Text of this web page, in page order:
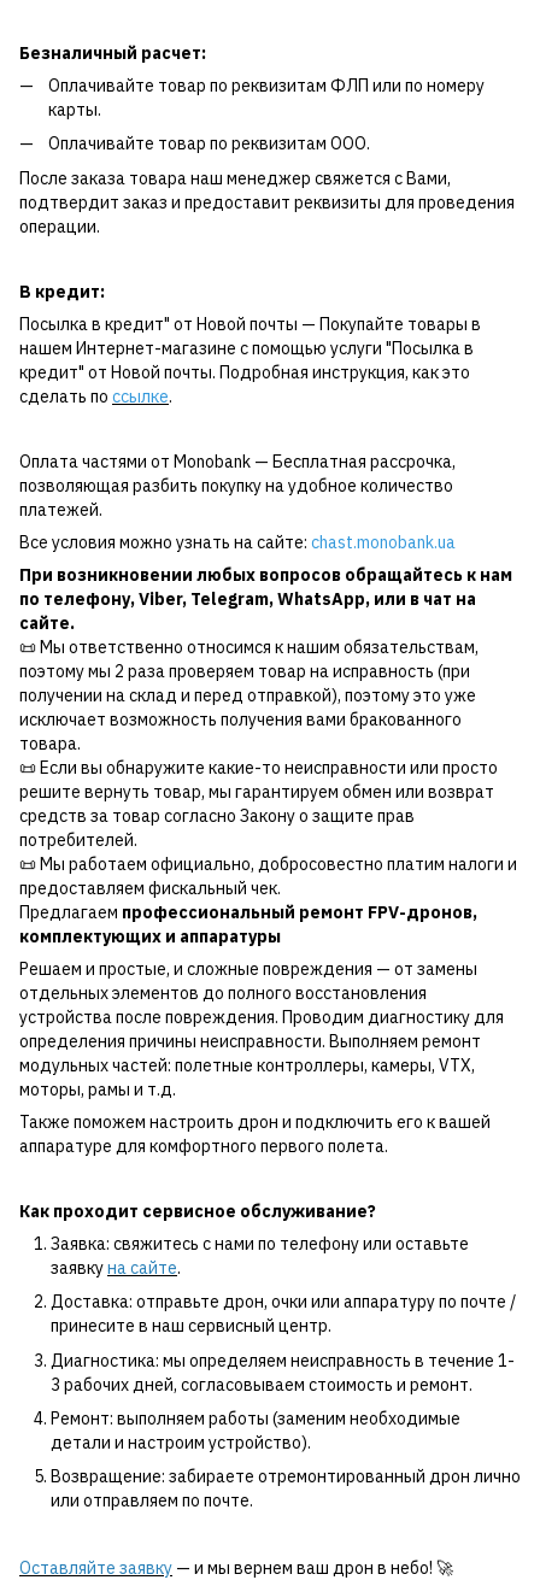
Безналичный расчет:
Оплачивайте товар по реквизитам ФЛП или по номеру
карты.
Оплачивайте товар по реквизитам ООО.
После заказа товара наш менеджер свяжется с Вами,
подтвердит заказ и предоставит реквизиты для проведения
операции.
В кредит:
Посылка в кредит" от Новой почты — Покупайте товары в
нашем Интернет-магазине с помощью услуги "Посылка в
кредит" от Новой почты. Подробная инструкция, как это
сделать по ссылке.
Оплата частями от Monobank — Бесплатная рассрочка,
позволяющая разбить покупку на удобное количество
платежей.
Все условия можно узнать на сайте: chast.monobank.ua
При возникновении любых вопросов обращайтесь к нам
по телефону,Viber, Telegram,WhatsApp, или в чат на
сайте.
📜 Мы ответственно относимся к нашим обязательствам,
поэтому мы 2 раза проверяем товар на исправность (при
получении на склад и перед отправкой), поэтому это уже
исключает возможность получения вами бракованного
товара.
📜 Если вы обнаружите какие-то неисправности или просто
решите вернуть товар, мы гарантируем обмен или возврат
средств за товар согласно Закону о защите прав
потребителей.
📜 Мы работаем официально, добросовестно платим налоги и
предоставляем фискальный чек.
Предлагаем профессиональный ремонт FPV-дронов,
комплектующих и аппаратуры
Решаем и простые, и сложные повреждения — от замены
отдельных элементов до полного восстановления
устройства после повреждения. Проводим диагностику для
определения причины неисправности. Выполняем ремонт
модульных частей: полетные контроллеры, камеры, VTX,
моторы, рамы и т.д.
Также поможем настроить дрон и подключить его к вашей
аппаратуре для комфортного первого полета.
Как проходит сервисное обслуживание?
Заявка: свяжитесь с нами по телефону или оставьте
заявкуна сайте.
Доставка: отправьте дрон, очки или аппаратуру по почте /
принесите в наш сервисный центр.
Диагностика: мы определяем неисправность в течение 1-
3 рабочих дней, согласовываем стоимость и ремонт.
Ремонт: выполняем работы (заменим необходимые
детали и настроим устройство).
Возвращение: забираете отремонтированный дрон лично
или отправляем по почте.
Оставляйте заявку — и мы вернем ваш дрон в небо! 🚀